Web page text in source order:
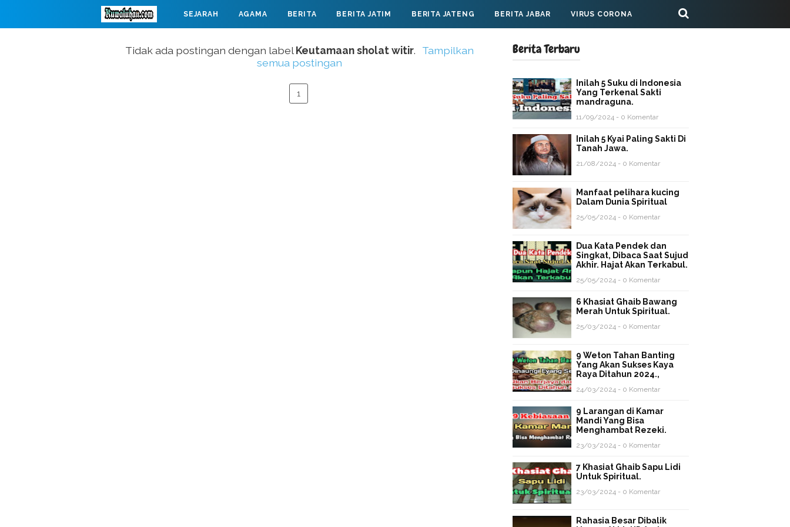
SEJARAH AGAMA BERITA BERITA JATIM BERITA JATENG BERITA JABAR VIRUS CORONA
Tidak ada postingan dengan labelKeutamaan sholat witir.
Tampilkan
semua postingan
1
Berita Terbaru
Inilah 5 Suku di Indonesia
Yang Terkenal Sakti
mandraguna.
11/09/2024 - 0 Komentar
Inilah 5 Kyai Paling Sakti Di
Tanah Jawa.
21/08/2024 - 0 Komentar
Manfaat pelihara kucing
Dalam Dunia Spiritual
25/05/2024 - 0 Komentar
Dua Kata Pendek dan
Singkat, Dibaca Saat Sujud
Akhir. Hajat Akan Terkabul.
25/05/2024 - 0 Komentar
6 Khasiat Ghaib Bawang
Merah Untuk Spiritual.
25/03/2024 - 0 Komentar
9 Weton Tahan Banting
Yang Akan Sukses Kaya
Raya Ditahun 2024.,
24/03/2024 - 0 Komentar
9 Larangan di Kamar
Mandi Yang Bisa
Menghambat Rezeki.
23/03/2024 - 0 Komentar
7 Khasiat Ghaib Sapu Lidi
Untuk Spiritual.
23/03/2024 - 0 Komentar
Rahasia Besar Dibalik